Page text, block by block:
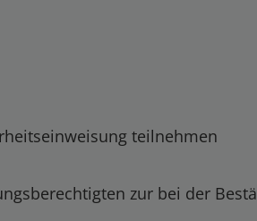
teilnehmen
zur bei der